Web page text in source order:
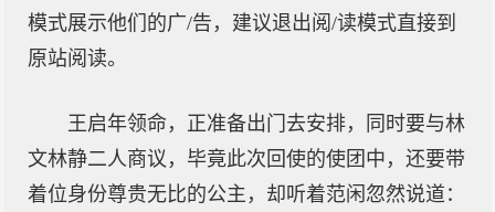
模式展示他们的广/告，建议退出阅/读模式直接到
原站阅读。
王启年领命，正准备出门去安排，同时要与林
文林静二人商议，毕竟此次回使的使团中，还要带
着位身份尊贵无比的公主，却听着范闲忽然说道：